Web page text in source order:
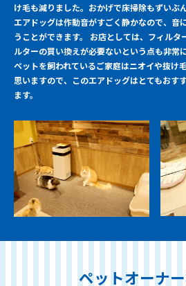
け毛も減りました。おかげで床掃除もずいぶ
エアドッグは作動音がすごく静かなので、音
うことができます。 お店としては、フィルタ
ルターの買い換えが必要ないという点も非常
ペットを飼われているご家庭はニオイや抜け
思いますので、このエアドッグはとてもおす
ます。
ペットオーナ